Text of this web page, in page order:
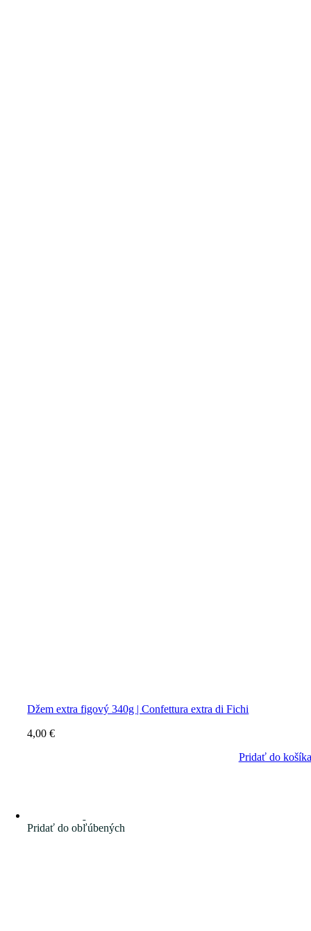
Džem extra figový 340g | Confettura extra di Fichi
4,00€
Pridať do košíka
Pridať do obľúbených